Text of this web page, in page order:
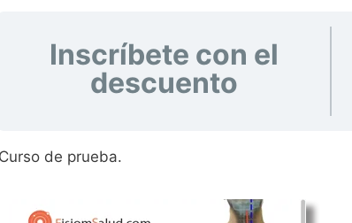
Inscríbete con el
descuento
Curso de prueba.